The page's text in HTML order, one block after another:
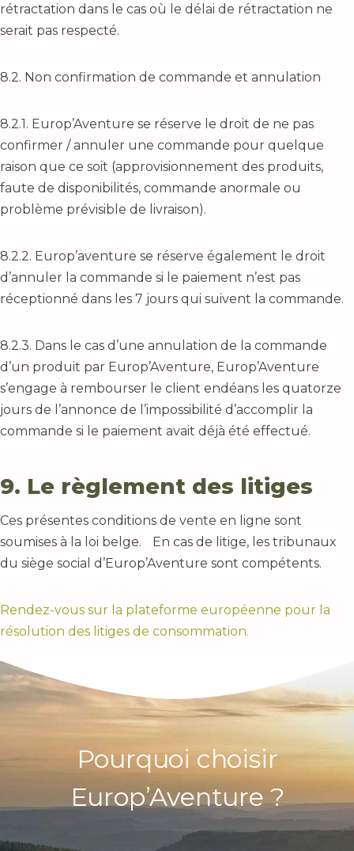
rétractation dans le cas où le délai de rétractation ne
serait pas respecté.
8.2. Non confirmation de commande et annulation
8.2.1. Europ’Aventure se réserve le droit de ne pas
confirmer / annuler une commande pour quelque
raison que ce soit (approvisionnement des produits,
faute de disponibilités, commande anormale ou
problème prévisible de livraison).
8.2.2. Europ’aventure se réserve également le droit
d’annuler la commande si le paiement n’est pas
réceptionné dans les 7 jours qui suivent la commande.
8.2.3. Dans le cas d’une annulation de la commande
d’un produit par Europ’Aventure, Europ’Aventure
s’engage à rembourser le client endéans les quatorze
jours de l’annonce de l’impossibilité d’accomplir la
commande si le paiement avait déjà été effectué.
9. Le règlement des litiges
Ces présentes conditions de vente en ligne sont
soumises à la loi belge. En cas de litige, les tribunaux
du siège social d’Europ’Aventure sont compétents.
Rendez-vous sur la plateforme européenne pour la
résolution des litiges de consommation.
Pourquoi choisir
Europ’Aventure ?